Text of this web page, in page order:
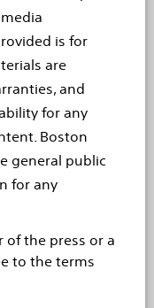
is for
are
and
for any
Boston
general public
for any
of the press or a
to the terms
ab
2022– Boston
hat heute den
Baylis Medical
einem
FAST
für